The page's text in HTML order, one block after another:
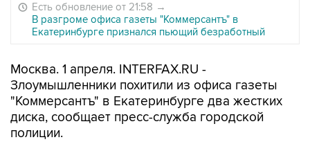
Есть обновление от 21:58 →
В разгроме офиса газеты "Коммерсантъ" в
Екатеринбурге признался пьющий безработный
Москва. 1 апреля. INTERFAX.RU -
Злоумышленники похитили из офиса газеты
"Коммерсантъ" в Екатеринбурге два жестких
диска, сообщает пресс-служба городской
полиции.